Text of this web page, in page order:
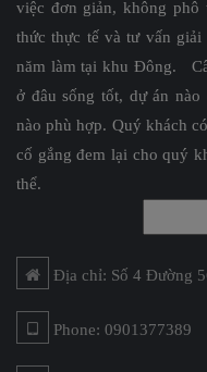
việc đơn giản, không
thức thực tế và tư vấn
năm làm tại khu Đông.
ở đâu sống tốt, dự án
nào phù hợp. Quý khách
cố gắng đem lại cho quý
thể.
Địa chỉ: Số 4 Đường
Phone: 0901377389